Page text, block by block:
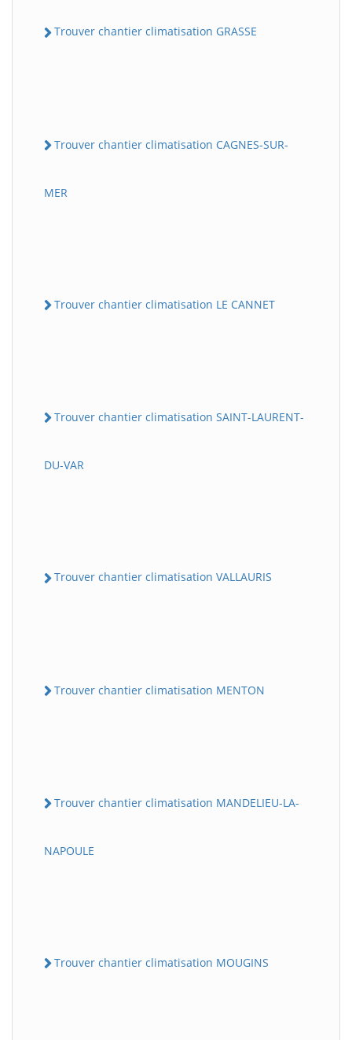
Trouver chantier climatisation GRASSE
Trouver chantier climatisation CAGNES-SUR-
MER
Trouver chantier climatisation LE CANNET
Trouver chantier climatisation SAINT-LAURENT-
DU-VAR
Trouver chantier climatisation VALLAURIS
Trouver chantier climatisation MENTON
Trouver chantier climatisation MANDELIEU-LA-
NAPOULE
Trouver chantier climatisation MOUGINS